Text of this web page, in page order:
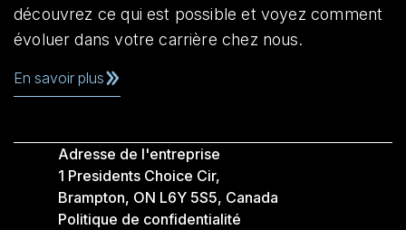
découvrez ce qui est possible et voyez comment
évoluer dans votre carrière chez nous.
En savoir plus
Adresse de l'entreprise
1 Presidents Choice Cir,
Brampton, ON L6Y 5S5, Canada
Politique de confidentialité